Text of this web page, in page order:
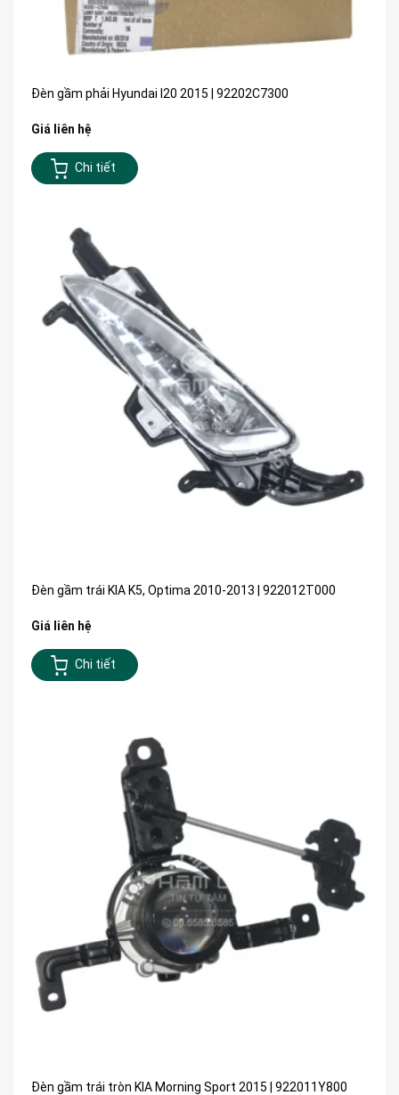
Đèn gầm phải Hyundai I20 2015 | 92202C7300
Giá liên hệ
Chi tiết
Đèn gầm trái KIA K5, Optima 2010-2013 | 922012T000
Giá liên hệ
Chi tiết
Đèn gầm trái tròn KIA Morning Sport 2015 | 922011Y800